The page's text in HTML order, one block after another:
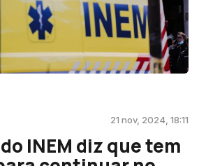
21 nov, 2024, 18:11
INEM diz que tem